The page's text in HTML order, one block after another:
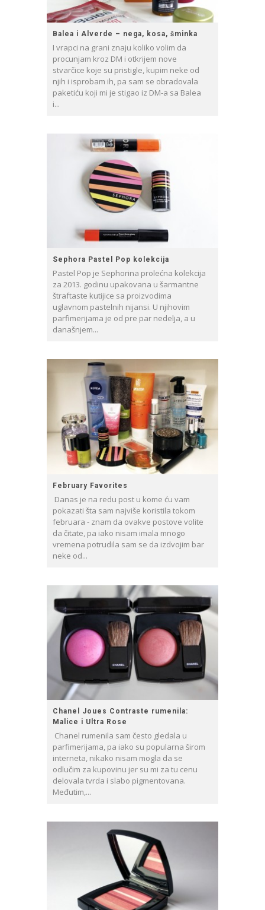
Balea i Alverde – nega, kosa, šminka
I vrapci na grani znaju koliko volim da
procunjam kroz DM i otkrijem nove
stvarčice koje su pristigle, kupim neke od
njih i isprobam ih, pa sam se obradovala
paketiću koji mi je stigao iz DM-a sa Balea
i...
Sephora Pastel Pop kolekcija
Pastel Pop je Sephorina prolećna kolekcija
za 2013. godinu upakovana u šarmantne
štraftaste kutijice sa proizvodima
uglavnom pastelnih nijansi. U njihovim
parfimerijama je od pre par nedelja, a u
današnjem...
February Favorites
Danas je na redu post u kome ću vam
pokazati šta sam najviše koristila tokom
februara - znam da ovakve postove volite
da čitate, pa iako nisam imala mnogo
vremena potrudila sam se da izdvojim bar
neke od...
Chanel Joues Contraste rumenila:
Malice i Ultra Rose
Chanel rumenila sam često gledala u
parfimerijama, pa iako su popularna širom
interneta, nikako nisam mogla da se
odlučim za kupovinu jer su mi za tu cenu
delovala tvrda i slabo pigmentovana.
Međutim,...